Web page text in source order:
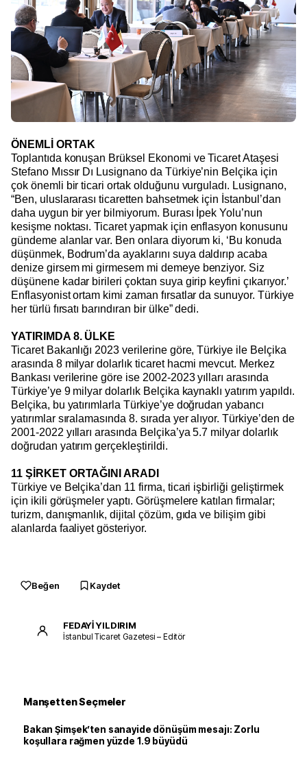
ÖNEMLİ ORTAK
Toplantıda konuşan Brüksel Ekonomi ve Ticaret Ataşesi
Stefano Mıssır Dı Lusignano da Türkiye’nin Belçika için
çok önemli bir ticari ortak olduğunu vurguladı. Lusignano,
“Ben, uluslararası ticaretten bahsetmek için İstanbul’dan
daha uygun bir yer bilmiyorum. Burası İpek Yolu’nun
kesişme noktası. Ticaret yapmak için enflasyon konusunu
gündeme alanlar var. Ben onlara diyorum ki, ‘Bu konuda
düşünmek, Bodrum’da ayaklarını suya daldırıp acaba
denize girsem mi girmesem mi demeye benziyor. Siz
düşünene kadar birileri çoktan suya girip keyfini çıkarıyor.’
Enflasyonist ortam kimi zaman fırsatlar da sunuyor. Türkiye
her türlü fırsatı barındıran bir ülke” dedi.
YATIRIMDA 8. ÜLKE
Ticaret Bakanlığı 2023 verilerine göre, Türkiye ile Belçika
arasında 8 milyar dolarlık ticaret hacmi mevcut. Merkez
Bankası verilerine göre ise 2002-2023 yılları arasında
Türkiye’ye 9 milyar dolarlık Belçika kaynaklı yatırım yapıldı.
Belçika, bu yatırımlarla Türkiye’ye doğrudan yabancı
yatırımlar sıralamasında 8. sırada yer alıyor. Türkiye’den de
2001-2022 yılları arasında Belçika’ya 5.7 milyar dolarlık
doğrudan yatırım gerçekleştirildi.
11 ŞİRKET ORTAĞINI ARADI
Türkiye ve Belçika’dan 11 firma, ticari işbirliği geliştirmek
için ikili görüşmeler yaptı. Görüşmelere katılan firmalar;
turizm, danışmanlık, dijital çözüm, gıda ve bilişim gibi
alanlarda faaliyet gösteriyor.
Beğen Kaydet
FEDAYİ YILDIRIM
İstanbul Ticaret Gazetesi – Editör
Manşetten Seçmeler
Bakan Şimşek’ten sanayide dönüşüm mesajı: Zorlu
koşullara rağmen yüzde 1.9 büyüdü